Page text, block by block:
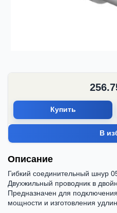
Купить
В
Описание
Гибкий соединительный шнур
Двухжильный проводник в
Предназначен для
мощности и изготовления